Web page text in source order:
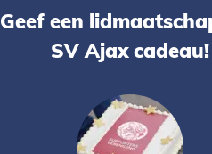
Geef een
SV Ajax cadeau!